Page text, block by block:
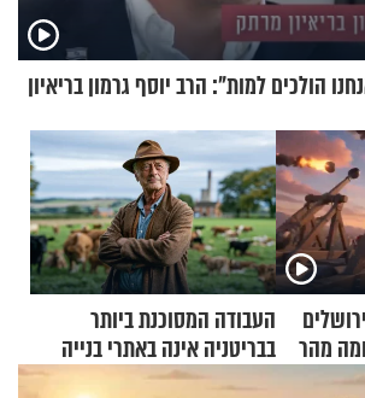
הולכים למות": הרב יוסף גרמון בריאיון
מהר
העבודה המסוכנת ביותר
בבריטניה אינה באתרי בנייה
אלא דווקא בשדות